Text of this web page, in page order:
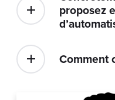
Comment